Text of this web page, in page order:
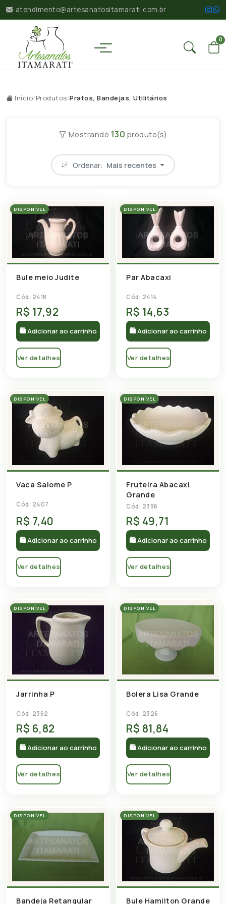
atendimento@artesanatositamarati.com.br
0
Início/Produtos/Pratos, Bandejas, Utilitários
Mostrando 130 produto(s)
Ordenar: Mais recentes
DISPONÍVEL
Bule meio Judite
Cód: 2418
R$ 17,92
🛍 Adicionar ao carrinho
Ver detalhes
DISPONÍVEL
Par Abacaxi
Cód: 2414
R$ 14,63
🛍 Adicionar ao carrinho
Ver detalhes
DISPONÍVEL
Vaca Salome P
Cód: 2407
R$ 7,40
🛍 Adicionar ao carrinho
Ver detalhes
DISPONÍVEL
Fruteira Abacaxi
Grande
Cód: 2396
R$ 49,71
🛍 Adicionar ao carrinho
Ver detalhes
DISPONÍVEL
Jarrinha P
Cód: 2362
R$ 6,82
🛍 Adicionar ao carrinho
Ver detalhes
DISPONÍVEL
Bolera Lisa Grande
Cód: 2326
R$ 81,84
🛍 Adicionar ao carrinho
Ver detalhes
DISPONÍVEL
Bandeja Retangular
DISPONÍVEL
Bule Hamilton Grande